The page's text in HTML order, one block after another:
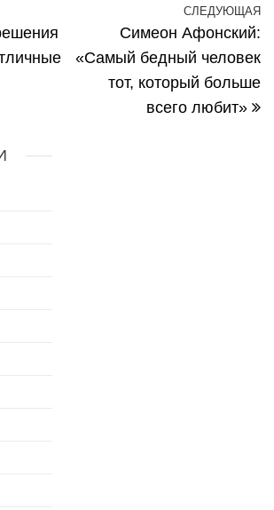
по записям СЛЕДУЮЩАЯ
Симеон Афонский:
«Самый бедный человек
тот, который больше
всего любит»